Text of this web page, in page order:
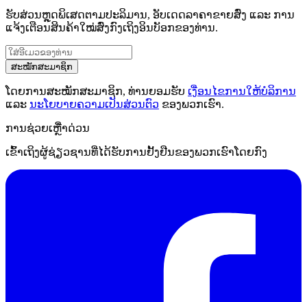
ຮັບສ່ວນຫຼຸດພິເສດຕາມປະລິມານ, ອັບເດດລາຄາຂາຍສົ່ງ ແລະ ການ
ແຈ້ງເຕືອນສິນຄ້າໃໝ່ສົ່ງກົງເຖິງອິນບັອກຂອງທ່ານ.
ສະໝັກສະມາຊິກ
ໂດຍການສະໝັກສະມາຊິກ, ທ່ານຍອມຮັບ ເງື່ອນໄຂການໃຫ້ບໍລິການ
ແລະ ນະໂຍບາຍຄວາມເປັນສ່ວນຕົວ ຂອງພວກເຮົາ.
ການຊ່ວຍເຫຼືໍາດ່ວນ
ເຂົ້າເຖິງຜູ້ຊ່ຽວຊານທີ່ໄດ້ຮັບການຢັ້ງຢືນຂອງພວກເຮົາໂດຍກົງ